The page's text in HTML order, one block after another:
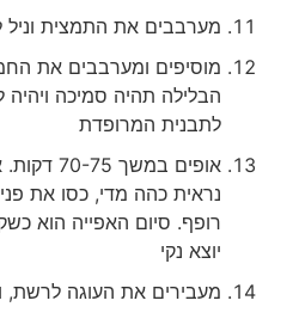
מערבבים את התמצית וניל
מוסיפים ומערבבים את
הבלילה תהיה סמיכה ויהיה
לתבנית המרופדת
אופים במשך
נראית כהה מדי, כסו את פני
רופף. סיום האפייה הוא
יוצא נקי
מעבירים את העוגה לרשת, ומניחים